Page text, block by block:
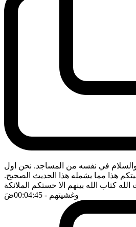
والسلام في نفسه من المساجد. نحن اول
هذا مما يشمله هذا الحديث الصحيح.
كتاب الله بينهم الا حستكم الملائكة
وغشيتهم - 00:04:45 ضَ